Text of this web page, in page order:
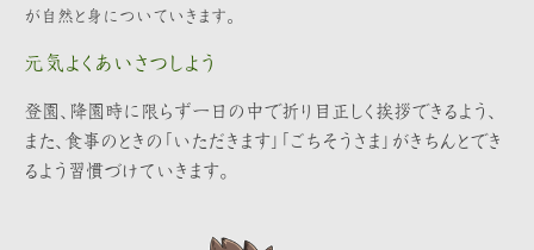
が自然と身についていきます。
元気よくあいさつしよう
登園、降園時に限らず一日の中で折り目正しく挨拶できるよう、
また、食事のときの「いただきます」「ごちそうさま」がきちんとでき
るよう習慣づけていきます。